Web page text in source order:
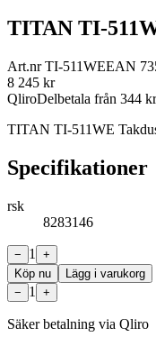
TITAN TI-
Art.nrTI-511WEEAN
8 245 kr
QliroDelbetala från 344
TITAN TI-511WE
Specifikationer
rsk
8283146
− 1
+
Köp nu
Lägg i varukorg
−
1 +
Säker betalning via Qliro